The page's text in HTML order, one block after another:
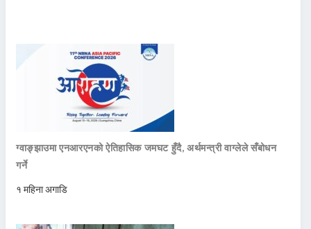
ग्वाङ्झाउमा एनआरएनको ऐतिहासिक जमघट हुँदै, अर्थमन्त्री वाग्लेले सँबोधन
गर्ने
१ महिना अगाडि